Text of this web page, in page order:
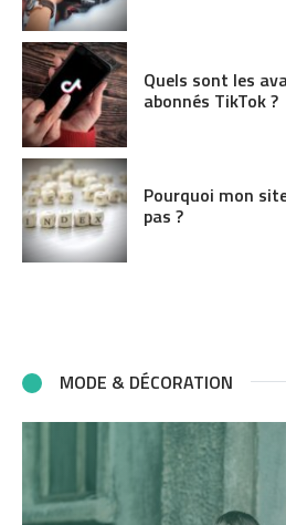
Quels sont les
abonnés TikTok ?
Pourquoi mon
pas ?
MODE & DÉCORATION